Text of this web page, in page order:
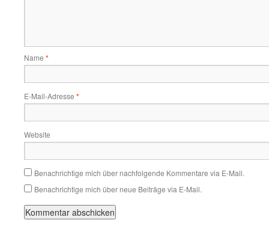
Name *
E-Mail-Adresse *
Website
Benachrichtige mich über nachfolgende Kommentare via E-Mail.
Benachrichtige mich über neue Beiträge via E-Mail.